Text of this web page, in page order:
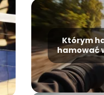
Którym
hamować
i jak